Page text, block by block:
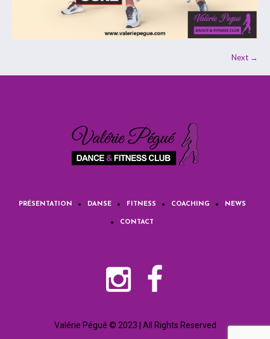
Next →
PRÉSENTATION DANSE FITNESS COACHING NEWS
CONTACT
Valérie Pégué © 2023 | All Rights Reserved